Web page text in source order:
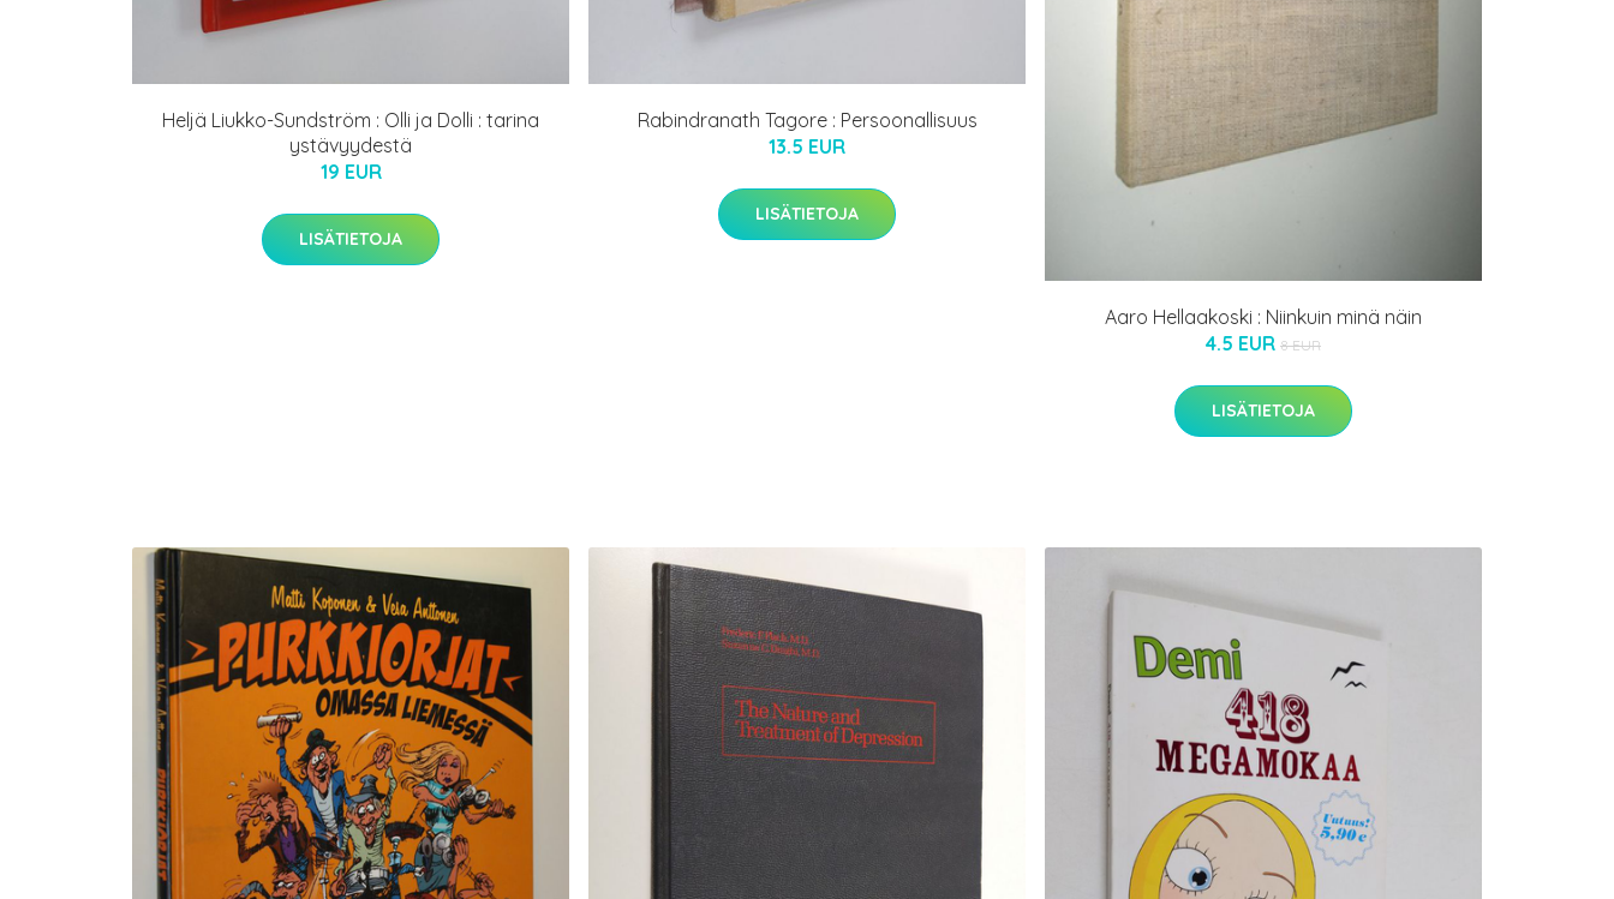
Heljä Liukko-Sundström : Olli ja Dolli : tarina
ystävyydestä
19 EUR
LISÄTIETOJA
Rabindranath Tagore : Persoonallisuus
13.5 EUR
LISÄTIETOJA
Aaro Hellaakoski : Niinkuin minä näin
4.5 EUR 8 EUR
LISÄTIETOJA